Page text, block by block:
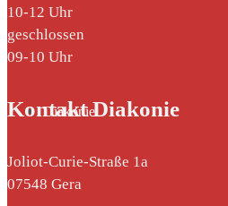
Diakonie
10-12 Uhr
geschlossen
09-10 Uhr
Kontakt Diakonie
Joliot-Curie-Straße 1a
07548 Gera